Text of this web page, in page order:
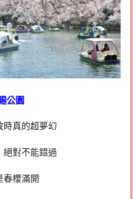
公園
時真的超夢幻
絕對不能錯過
春櫻滿開